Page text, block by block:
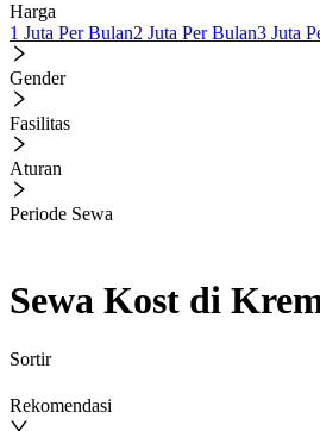
Harga
1 Juta Per Bulan2 Juta Per Bulan3 Juta
Gender
Fasilitas
Aturan
Periode Sewa
Sewa Kost di
Sortir
Rekomendasi